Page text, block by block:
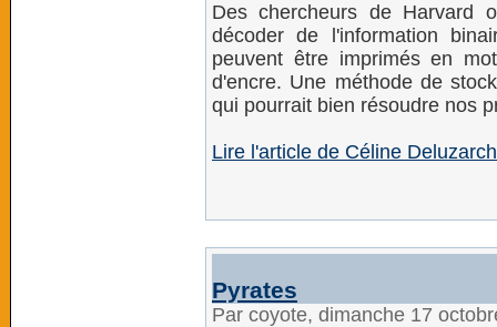
Des chercheurs de Harvard
décoder de l'information
peuvent être imprimés en
d'encre. Une méthode de
qui pourrait bien résoudre nos
Lire l'article de Céline
Pyrates
Par coyote, dimanche 17